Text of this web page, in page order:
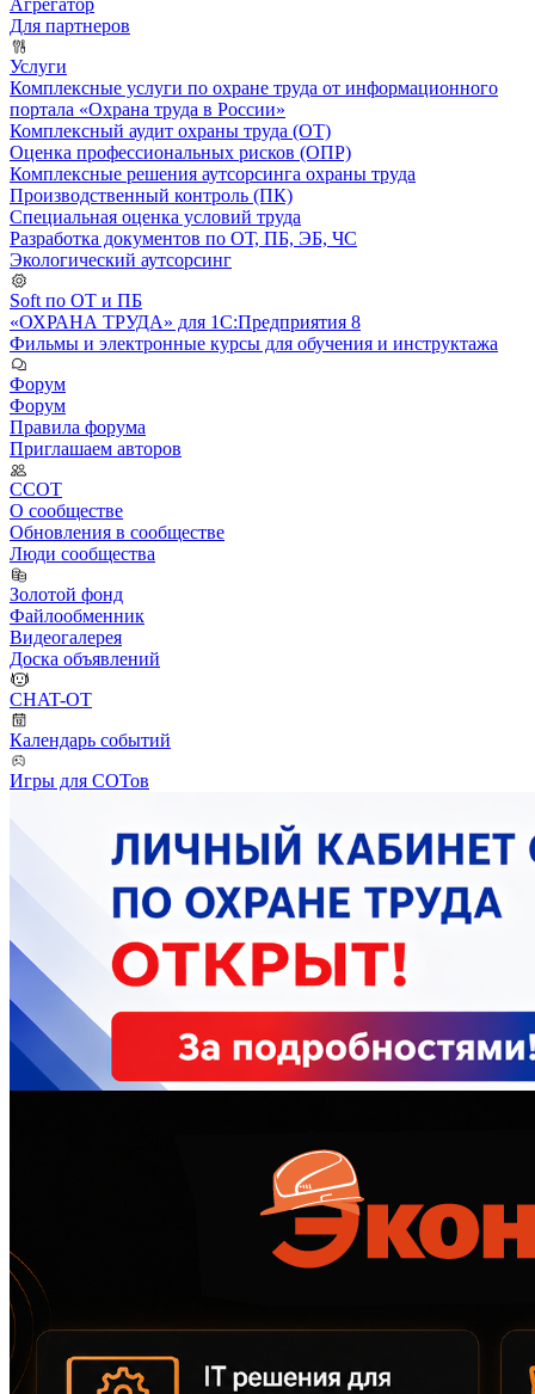
Агрегатор
Для партнеров
Услуги
Комплексные услуги по охране труда от информационного
портала «Охрана труда в России»
Комплексный аудит охраны труда (ОТ)
Оценка профессиональных рисков (ОПР)
Комплексные решения аутсорсинга охраны труда
Производственный контроль (ПК)
Специальная оценка условий труда
Разработка документов по ОТ, ПБ, ЭБ, ЧС
Экологический аутсорсинг
Soft по ОТ и ПБ
«ОХРАНА ТРУДА» для 1С:Предприятия 8
Фильмы и электронные курсы для обучения и инструктажа
Форум
Форум
Правила форума
Приглашаем авторов
ССОТ
О сообществе
Обновления в сообществе
Люди сообщества
Золотой фонд
Файлообменник
Видеогалерея
Доска объявлений
CHAT-OT
Календарь событий
Игры для СОТов